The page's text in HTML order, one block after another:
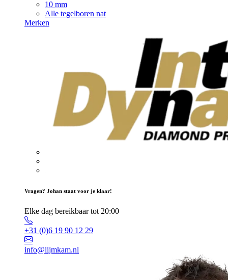
10 mm
Alle tegelboren nat
Merken
Vragen? Johan staat voor je klaar!
Elke dag bereikbaar tot 20:00
+31 (0)6 19 90 12 29
info@lijmkam.nl